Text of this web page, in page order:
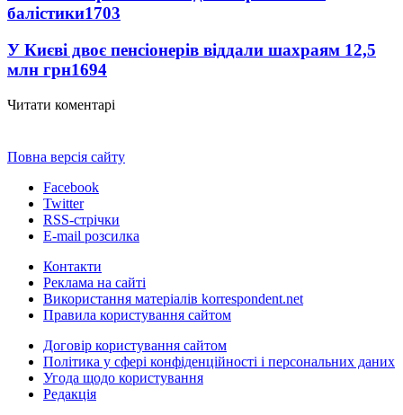
балістики1703
У Києві двоє пенсіонерів віддали шахраям 12,5
млн грн1694
Читати коментарі
Повна версія сайту
Facebook
Twitter
RSS-стрічки
E-mail розсилка
Контакти
Реклама на сайті
Використання матеріалів korrespondent.net
Правила користування сайтом
Договір користування сайтом
Політика у сфері конфіденційності і персональних даних
Угода щодо користування
Редакція